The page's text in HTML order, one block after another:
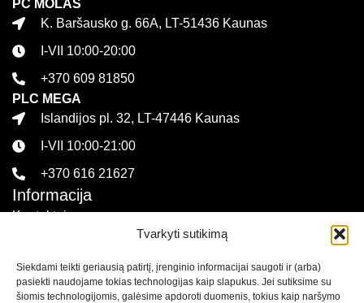
Tvarkyti sutikimą
Siekdami teikti geriausią patirtį, įrenginio informacijai saugoti ir (arba)
pasiekti naudojame tokias technologijas kaip slapukus. Jei sutiksime su
šiomis technologijomis, galėsime apdoroti duomenis, tokius kaip naršymo
PC MOLAS
K. Baršausko g. 66A, LT-51436 Kaunas
I-VII 10:00-20:00
+370 609 81850
PLC MEGA
Islandijos pl. 32, LT-47446 Kaunas
I-VII 10:00-21:00
+370 616 21627
Informacija
Kontaktai
Pirkimo sąlygos ir taisyklės
Privatumo politika
Sekite mus